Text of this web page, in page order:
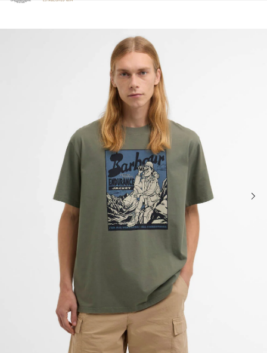
Clicca per visualizzare la nostra Dichiarazione di Accessibilità